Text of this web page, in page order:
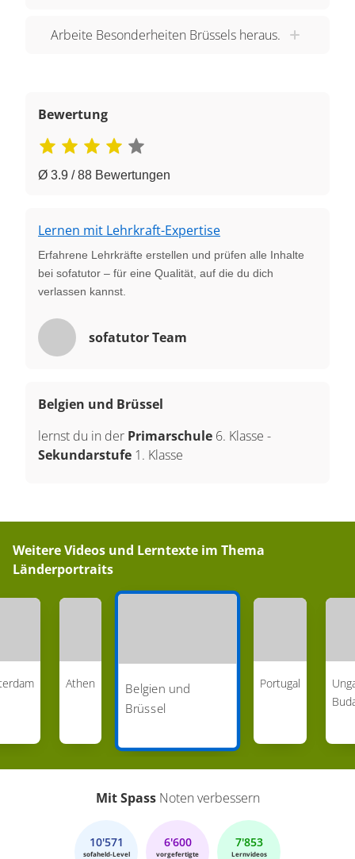
Arbeite Besonderheiten Brüssels heraus.
Bewertung
Ø 3.9 / 88 Bewertungen
Lernen mit Lehrkraft-Expertise
Erfahrene Lehrkräfte erstellen und prüfen alle Inhalte
bei sofatutor – für eine Qualität, auf die du dich
verlassen kannst.
sofatutor Team
Belgien und Brüssel
lernst du in der Primarschule 6. Klasse -
Sekundarstufe 1. Klasse
Weitere Videos und Lerntexte im Thema
Länderportraits
Athen
Belgien und
Brüssel
Portugal
Mit SpassNoten verbessern
10'571
sofaheld-Level
6'600
vorgefertigte
7'853
Lernvideos